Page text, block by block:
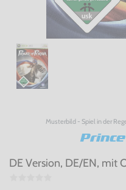
Musterbild - Spiel in der
DE Version, DE/EN, mit